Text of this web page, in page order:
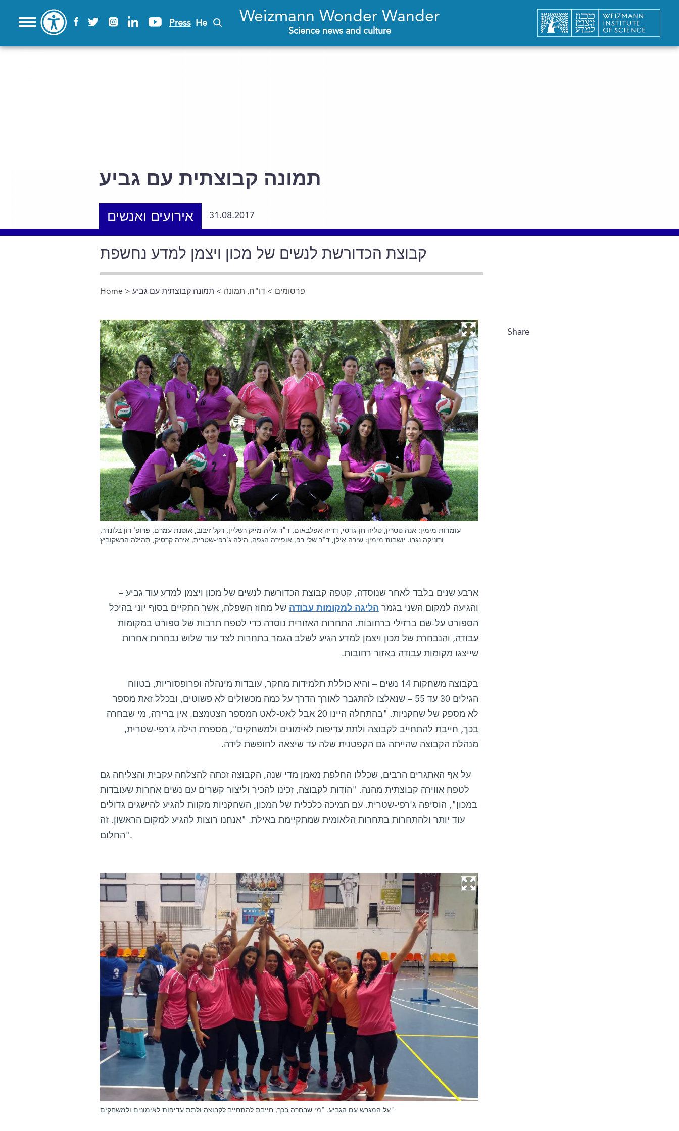
Press He Weizmann Wonder Wander
Science news and culture
תמונה קבוצתית עם גביע
אירועים ואנשים 31.08.2017
קבוצת הכדורשת לנשים של מכון ויצמן למדע נחשפת
You are here
Home > פרסומים > דו"ח, תמונה > תמונה קבוצתית עם גביע
Share
עומדות מימין: אנה טטרין, טליה חן-גדסי, דריה אפלבאום, ד"ר גליה מייק רשליין, רקל זיבוב, אוסנת עמרם, פרופ' רון בלונדר,
ורוניקה נגרו. יושבות מימין: שירה אילן, ד"ר שלי רפ, אופירה הגפה, הילה ג'רפי-שטרית, אירה קרסיק, תהילה הרשקוביץ
ארבע שנים בלבד לאחר שנוסדה, קטפה קבוצת הכדורשת לנשים של מכון ויצמן למדע עוד גביע –
והגיעה למקום השני בגמר הליגה למקומות עבודה של מחוז השפלה, אשר התקיים בסוף יוני בהיכל
הספורט על-שם ברזילי ברחובות. התחרות האזורית נוסדה כדי לטפח תרבות של ספורט במקומות
עבודה, והנבחרת של מכון ויצמן למדע הגיע לשלב הגמר בתחרות לצד עוד שלוש נבחרות אחרות
שייצגו מקומות עבודה באזור רחובות.
בקבוצה משחקות 14 נשים – והיא כוללת תלמידות מחקר, עובדות מינהלה ופרופסוריות, בטווח
הגילים 30 עד 55 – שנאלצו להתגבר לאורך הדרך על כמה מכשולים לא פשוטים, ובכלל זאת מספר
לא מספק של שחקניות. "בהתחלה היינו 20 אבל לאט-לאט המספר הצטמצם. אין ברירה, מי שבחרה
בכך, חייבת להתחייב לקבוצה ולתת עדיפות לאימונים ולמשחקים", מספרת הילה ג'רפי-שטרית,
מנהלת הקבוצה שהייתה גם הקפטנית שלה עד שיצאה לחופשת לידה.
על אף האתגרים הרבים, שכללו החלפת מאמן מדי שנה, הקבוצה זכתה להצלחה עקבית והצליחה גם
לטפח אווירה קבוצתית מהנה. "הודות לקבוצה, זכינו להכיר וליצור קשרים עם נשים אחרות שעובדות
במכון", הוסיפה ג'רפי-שטרית. עם תמיכה כלכלית של המכון, השחקניות מקוות להגיע להישגים גדולים
עוד יותר ולהתחרות בתחרות הלאומית שמתקיימת באילת. "אנחנו רוצות להגיע למקום הראשון. זה
החלום".
על המגרש עם הגביע. "מי שבחרה בכך, חייבת להתחייב לקבוצה ולתת עדיפות לאימונים ולמשחקים"